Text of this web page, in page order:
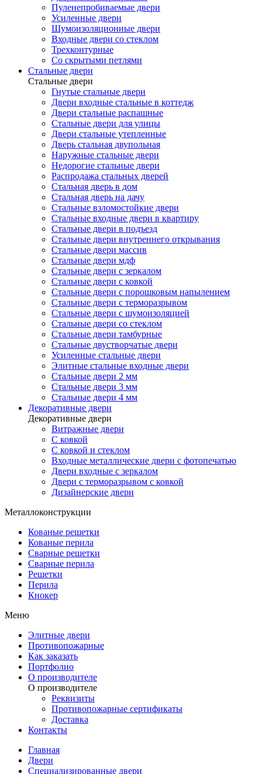
Пуленепробиваемые двери
Усиленные двери
Шумоизоляционные двери
Входные двери со стеклом
Трехконтурные
Со скрытыми петлями
Стальные двери
Стальные двери
Гнутые стальные двери
Двери входные стальные в коттедж
Двери стальные распашные
Стальные двери для улицы
Двери стальные утепленные
Дверь стальная двупольная
Наружные стальные двери
Недорогие стальные двери
Распродажа стальных дверей
Стальная дверь в дом
Стальная дверь на дачу
Стальные взломостойкие двери
Стальные входные двери в квартиру
Стальные двери в подъезд
Стальные двери внутреннего открывания
Стальные двери массив
Стальные двери мдф
Стальные двери с зеркалом
Стальные двери с ковкой
Стальные двери с порошковым напылением
Стальные двери с терморазрывом
Стальные двери с шумоизоляцией
Стальные двери со стеклом
Стальные двери тамбурные
Стальные двустворчатые двери
Усиленные стальные двери
Элитные стальные входные двери
Стальные двери 2 мм
Стальные двери 3 мм
Стальные двери 4 мм
Декоративные двери
Декоративные двери
Витражные двери
С ковкой
С ковкой и стеклом
Входные металлические двери с фотопечатью
Двери входные с зеркалом
Двери с терморазрывом с ковкой
Дизайнерские двери
Металлоконструкции
Кованые решетки
Кованые перила
Сварные решетки
Сварные перила
Решетки
Перила
Кнокер
Меню
Элитные двери
Противопожарные
Как заказать
Портфолио
О производителе
О производителе
Реквизиты
Противопожарные сертификаты
Доставка
Контакты
Главная
Двери
Специализированные двери